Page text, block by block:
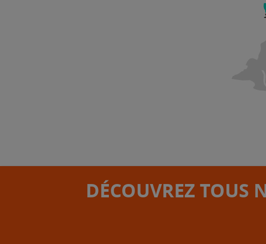
DÉCOUVREZ TOUS